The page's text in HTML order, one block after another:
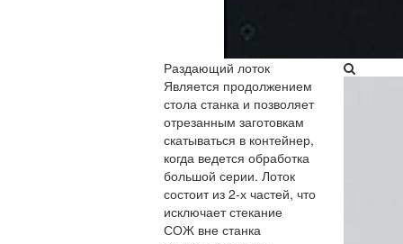
Раздающий лоток​
Является продолжением
стола станка и позволяет
отрезанным заготовкам
скатываться в контейнер,
когда ведется обработка
большой серии. Лоток
состоит из 2-х частей, что
исключает стекание
СОЖ вне станка